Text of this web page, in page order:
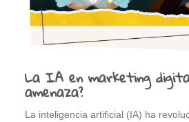
La IA en marketing
amenaza?
La inteligencia artificial (IA) ha